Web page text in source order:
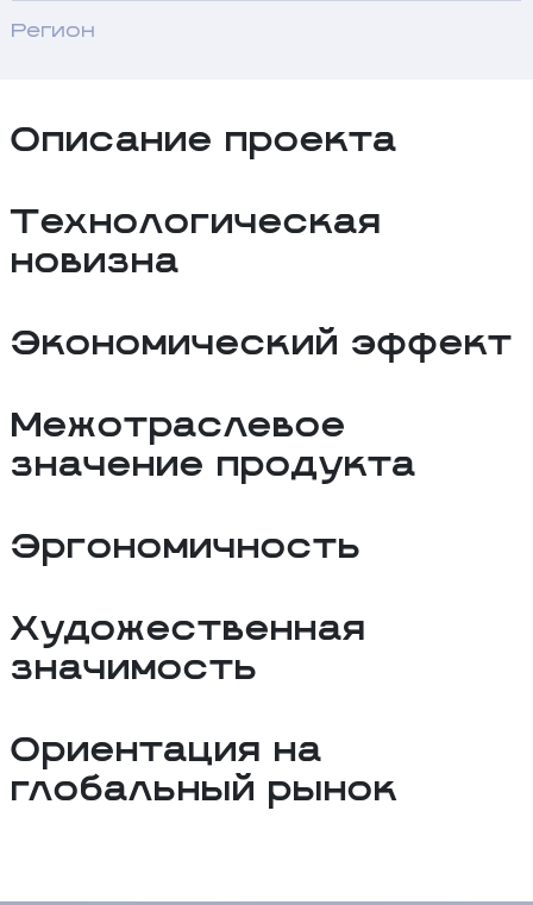
Регион
Описание проекта
Технологическая
новизна
Экономический эффект
Межотраслевое
значение продукта
Эргономичность
Художественная
значимость
Ориентация на
глобальный рынок